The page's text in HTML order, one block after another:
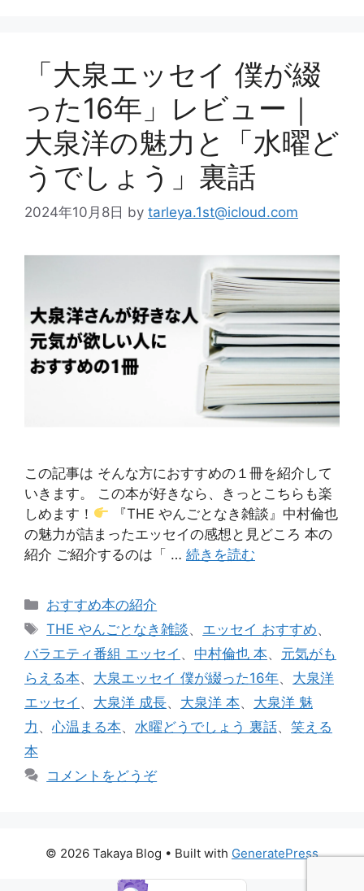
「大泉エッセイ 僕が綴
った16年」レビュー｜
大泉洋の魅力と「水曜ど
うでしょう」裏話
2024年10月8日 by tarleya.1st@icloud.com
この記事は そんな方におすすめの１冊を紹介して
いきます。 この本が好きなら、きっとこちらも楽
しめます！
『THE やんごとなき雑談』中村倫也
の魅力が詰まったエッセイの感想と見どころ 本の
紹介 ご紹介するのは「 … 続きを読む
カ
テ
リ
ー
おすすめ本の紹介
タ
グ
THE やんごとなき雑談、 エッセイ おすすめ、
バラエティ番組 エッセイ 、 中村倫也 本、 元気がも
らえる本、 大泉エッセイ 僕が綴った16年、 大泉洋
エッセイ 、 大泉洋 成長、 大泉洋 本、 大泉洋 魅
力 、心温まる本、 水曜どうでしょう 裏話、 笑える
本
コメントをどうぞ
© 2026 Takaya Blog • Built with GeneratePress